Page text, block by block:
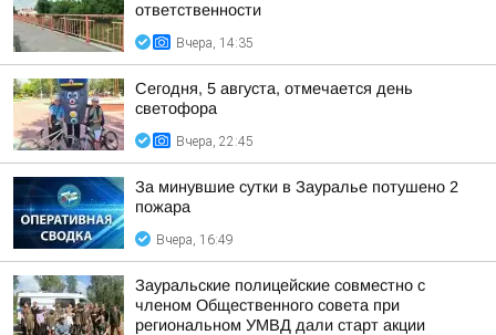
ответственности
Вчера, 14:35
Сегодня, 5 августа, отмечается день
светофора
Вчера, 22:45
За минувшие сутки в Зауралье потушено 2
пожара
Вчера, 16:49
Зауральские полицейские совместно с
членом Общественного совета при
региональном УМВД дали старт акции